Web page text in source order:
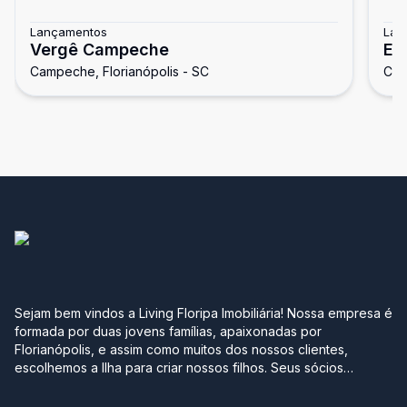
Lançamentos
Vergê Campeche
Campeche, Florianópolis - SC
El
Sejam bem vindos a Living Floripa Imobiliária! Nossa empresa é
formada por duas jovens famílias, apaixonadas por
Florianópolis, e assim como muitos dos nossos clientes,
escolhemos a Ilha para criar nossos filhos. Seus sócios